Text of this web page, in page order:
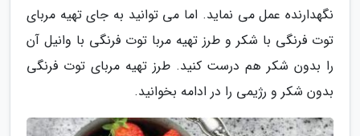
نگهدارنده عمل می نماید. اما می توانید به جای تهیه مربای
توت فرنگی با شکر و طرز تهیه مربا توت فرنگی با وانیل آن
را بدون شکر هم درست کنید. طرز تهیه مربای توت فرنگی
بدون شکر و رژیمی را در ادامه بخوانید.